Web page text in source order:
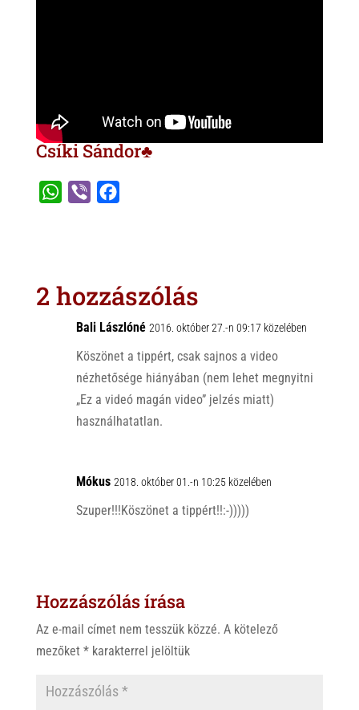
Csíki Sándor♣
A
o
o
k
2 hozzászólás
Bali Lászlóné 2016. október 27.-n 09:17 közelében
Köszönet a tippért, csak sajnos a video
nézhetősége hiányában (nem lehet megnyitni
„Ez a videó magán video” jelzés miatt)
használhatatlan.
Mókus 2018. október 01.-n 10:25 közelében
Szuper!!!Köszönet a tippért!!:-)))))
Hozzászólás írása
Az e-mail címet nem tesszük közzé. A kötelező
mezőket *karakterrel jelöltük